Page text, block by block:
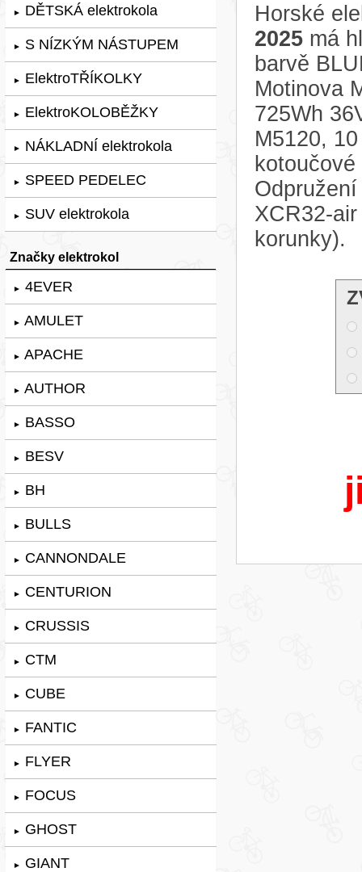
► DĚTSKÁ elektrokola
► S NÍZKÝM NÁSTUPEM
► ElektroTŘÍKOLKY
► ElektroKOLOBĚŽKY
► NÁKLADNÍ elektrokola
► SPEED PEDELEC
► SUV elektrokola
Značky elektrokol
► 4EVER
► AMULET
► APACHE
► AUTHOR
► BASSO
► BESV
► BH
► BULLS
► CANNONDALE
► CENTURION
► CRUSSIS
► CTM
► CUBE
► FANTIC
► FLYER
► FOCUS
► GHOST
► GIANT
Horské
2025 má
barvě
Motinova
725Wh
M5120,
XCR32-
korunky).